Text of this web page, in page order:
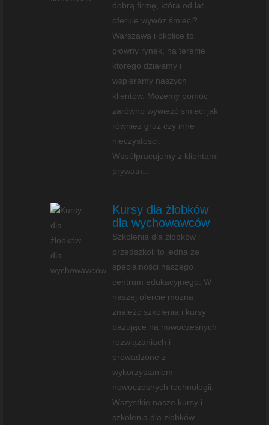
dobrą firmę, która od lat
oferuje wywóz śmieci?
Warszawa i okolice to
główny rynek, na terenie
którego działamy i
wspieramy naszych
klientów. Możemy pomóc
zarówno wywieźć śmieci jak
również gruz czy inne
nieczystości.
Współpracujemy z klientami
prywatn...
Kursy dla żłobków
dla wychowawców
Szkolenia dla żłobków i
przedszkoli to jedna ze
specjalności naszego
centrum edukacyjnego. W
naszej ofercie można
znaleźć szkolenia i kursy
bazujące na nowoczesnych
rozwiązaniach i
prowadzone z
wykorzystaniem
nowoczesnych technologii.
Wszystkie nasze kursy i
szkolenia dla żłobków